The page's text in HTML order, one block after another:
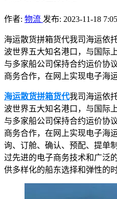
作者: 物流 发布: 2023-11-18
海运散货拼箱货代我司海运依
波世界五大知名港口，与国际
与多家船公司保持合约运价协
商务合作，在网上实现电子海
海运散货拼箱货代我司海运依
波世界五大知名港口，与国际
与多家船公司保持合约运价协
商务合作，在网上实现电子海
询、订舱、确认、预配、提单
过先进的电子商务技术和广泛
供多样化的船东选择和弹性的